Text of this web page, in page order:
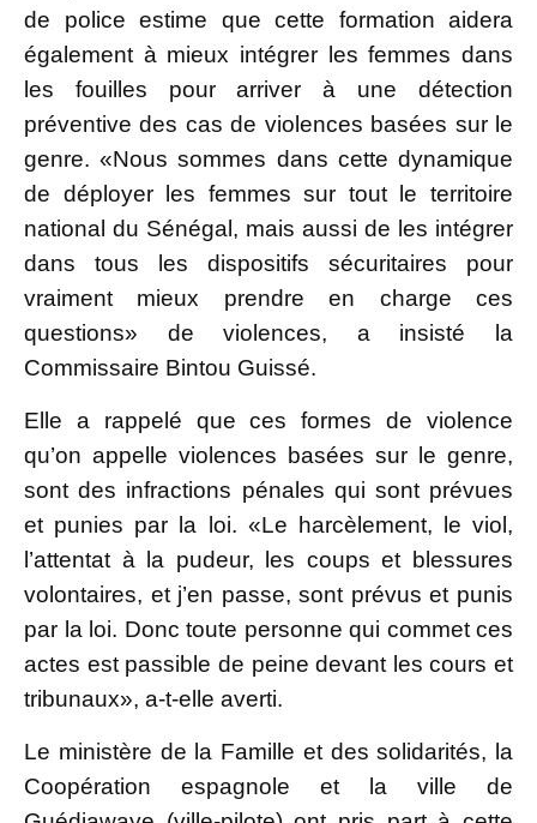
de police estime que cette formation aidera
également à mieux intégrer les femmes dans
les fouilles pour arriver à une détection
préventive des cas de violences basées sur le
genre. «Nous sommes dans cette dynamique
de déployer les femmes sur tout le territoire
national du Sénégal, mais aussi de les intégrer
dans tous les dispositifs sécuritaires pour
vraiment mieux prendre en charge ces
questions» de violences, a insisté la
Commissaire Bintou Guissé.
Elle a rappelé que ces formes de violence
qu’on appelle violences basées sur le genre,
sont des infractions pénales qui sont prévues
et punies par la loi. «Le harcèlement, le viol,
l’attentat à la pudeur, les coups et blessures
volontaires, et j’en passe, sont prévus et punis
par la loi. Donc toute personne qui commet ces
actes est passible de peine devant les cours et
tribunaux», a-t-elle averti.
Le ministère de la Famille et des solidarités, la
Coopération espagnole et la ville de